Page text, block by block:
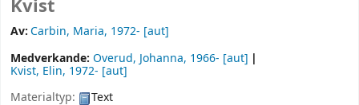
Kvist
Av:Carbin, Maria, 1972- [aut]
Medverkande: Overud, Johanna, 1966- [aut]
Kvist, Elin, 1972- [aut]
Materialtyp:
Text